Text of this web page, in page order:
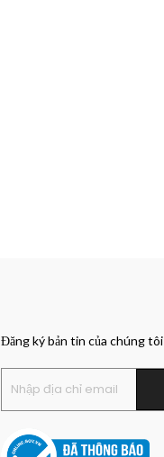
Đăng ký bản tin của chúng tôi